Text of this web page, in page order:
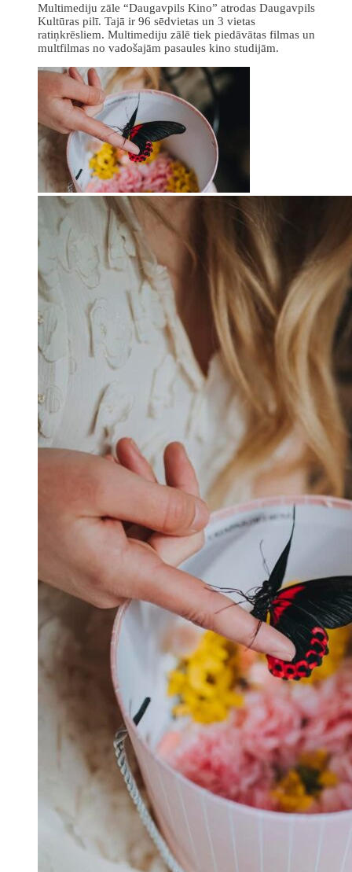
Multimediju zāle “Daugavpils Kino” atrodas Daugavpils
Kultūras pilī. Tajā ir 96 sēdvietas un 3 vietas
ratiņkrēsliem. Multimediju zālē tiek piedāvātas filmas un
multfilmas no vadošajām pasaules kino studijām.